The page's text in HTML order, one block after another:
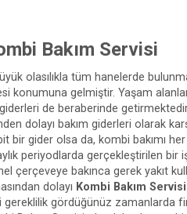
Bakım Servisi
olasılıkla tüm hanelerde
konumuna gelmiştir. Yaşam
de beraberinde
dolayı bakım giderleri olarak
bir gider olsa da, kombi bakımı
periyodlarda gerçekleştirilen bir
çerçeveye bakınca gerek yakıt
dolayı Kombi Bakım Servisi
gereklilik gördüğünüz zamanlarda